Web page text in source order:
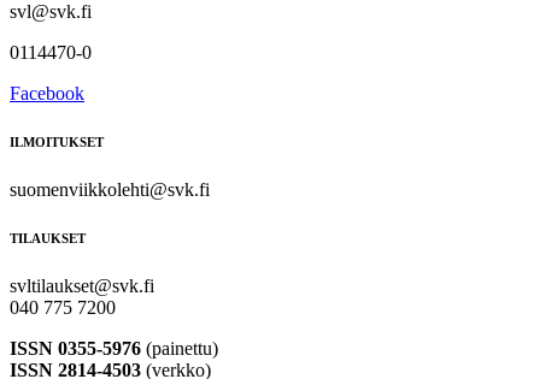
svl@svk.fi
0114470-0
Facebook
ILMOITUKSET
suomenviikkolehti@svk.fi
TILAUKSET
svltilaukset@svk.fi
040 775 7200
ISSN 0355-5976 (painettu)
ISSN 2814-4503 (verkko)